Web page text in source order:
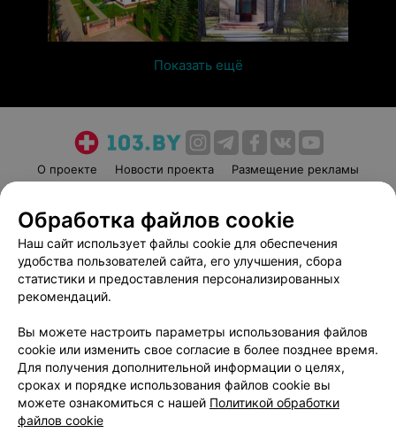
Показать ещё
О проекте Новости проекта
Размещение рекламы
Пользовательское соглашение
Способы оплаты
Вакансии
Партнеры
Написать руководителю 103.by
Обработка персональных данных
Обработка файлов cookie
Наш сайт использует файлы cookie для обеспечения
удобства пользователей сайта, его улучшения, сбора
статистики и предоставления персонализированных
рекомендаций.
Вы можете настроить параметры использования файлов
cookie или изменить свое согласие в более позднее время.
Для получения дополнительной информации о целях,
сроках и порядке использования файлов cookie вы
можете ознакомиться с нашей Политикой обработки
файлов cookie